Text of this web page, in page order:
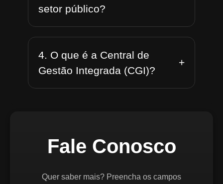
setor público?
4. O que é a Central de
Gestão Integrada (CGI)?
+
Fale Conosco
Quer saber mais? Preencha os campos